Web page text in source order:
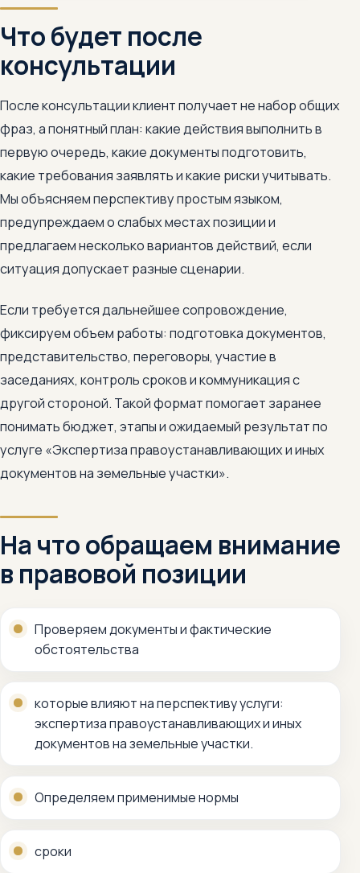
Что будет после
консультации
После консультации клиент получает не набор общих
фраз, а понятный план: какие действия выполнить в
первую очередь, какие документы подготовить,
какие требования заявлять и какие риски учитывать.
Мы объясняем перспективу простым языком,
предупреждаем о слабых местах позиции и
предлагаем несколько вариантов действий, если
ситуация допускает разные сценарии.
Если требуется дальнейшее сопровождение,
фиксируем объем работы: подготовка документов,
представительство, переговоры, участие в
заседаниях, контроль сроков и коммуникация с
другой стороной. Такой формат помогает заранее
понимать бюджет, этапы и ожидаемый результат по
услуге «Экспертиза правоустанавливающих и иных
документов на земельные участки».
На что обращаем внимание
в правовой позиции
Проверяем документы и фактические
обстоятельства
которые влияют на перспективу услуги:
экспертиза правоустанавливающих и иных
документов на земельные участки.
Определяем применимые нормы
сроки